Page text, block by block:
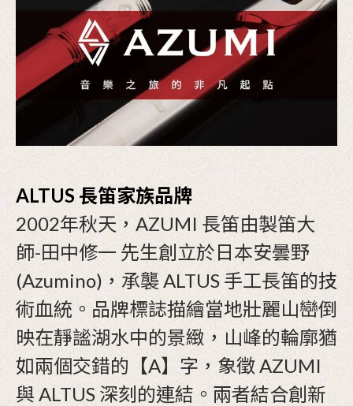
ALTUS 長笛家族品牌
2002年秋天，AZUMI 長笛由製笛大
師-田中修一 先生創立於日本安曇野
(Azumino)，承襲 ALTUS 手工長笛的技
術血統。品牌標誌描繪當地壯麗山巒倒
映在靜謐湖水中的景緻，山峰的輪廓猶
如兩個交錯的【A】字，象徵 AZUMI
與 ALTUS 深刻的連結。兩者結合創新